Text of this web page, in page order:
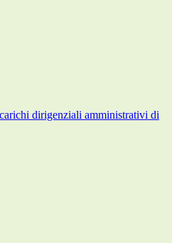
dirigenziali amministrativi di